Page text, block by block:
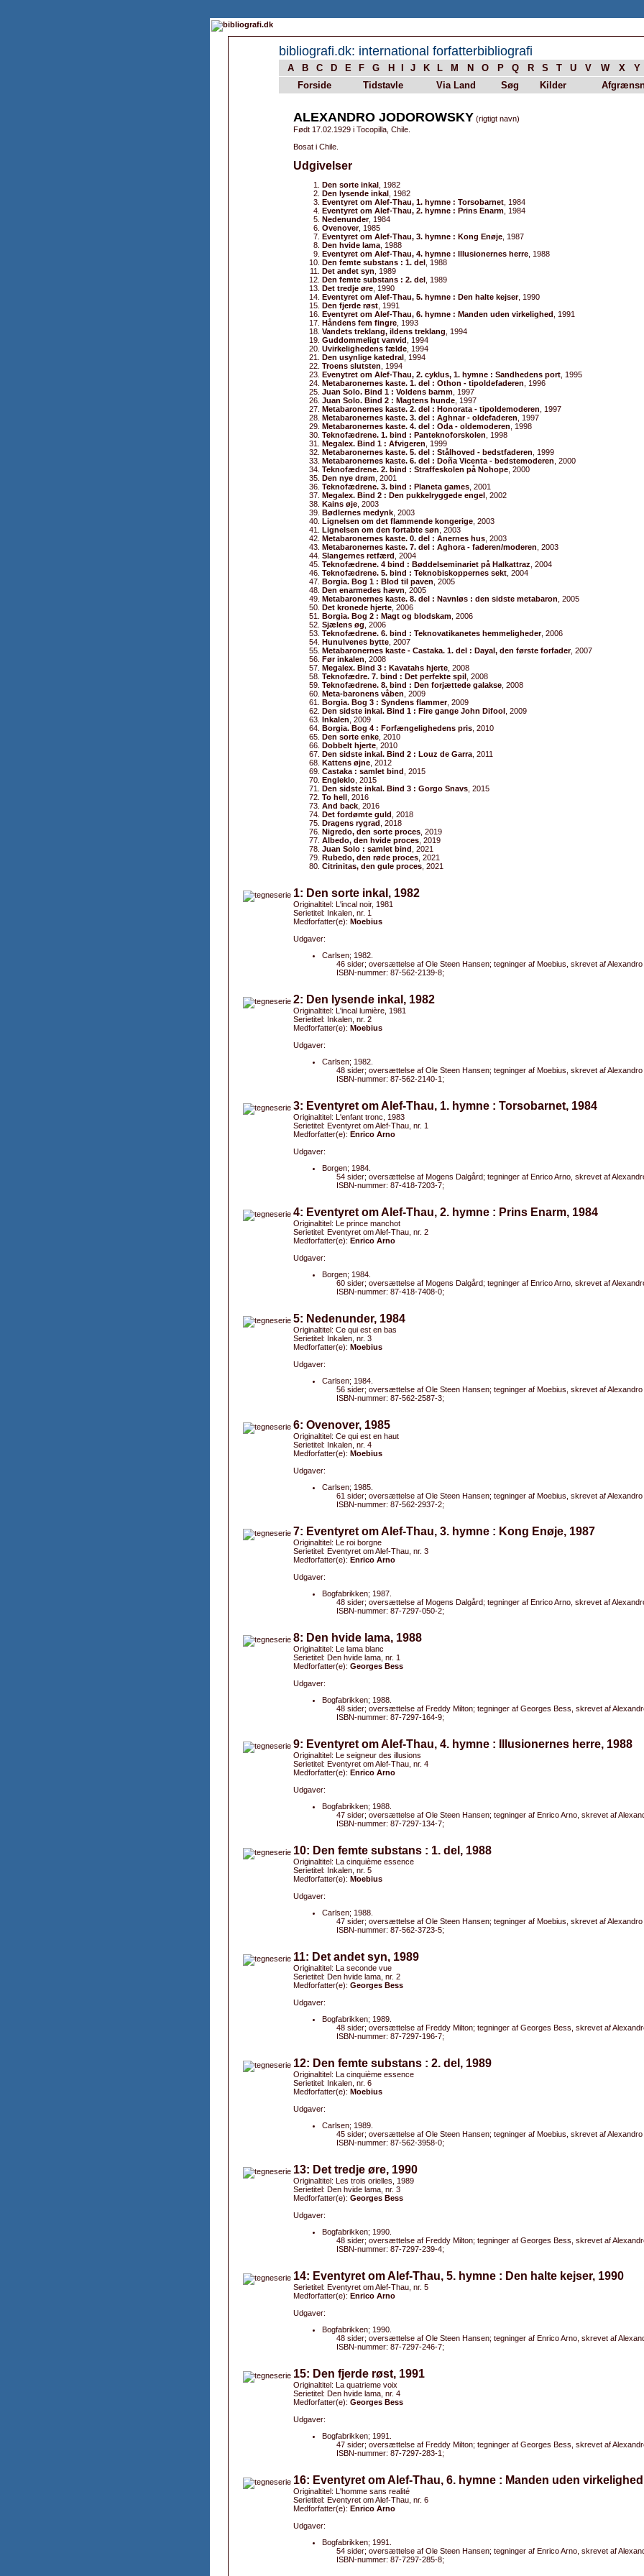
bibliografi.dk: international forfatterbibliografi
A B C D E F G H J K L M N O P Q R S T U V W X Y
Forside
Tidstavle Via Land Søg Kilder
ALEXANDRO JODOROWSKY (rigtigt navn)
Født 17.02.1929 i Tocopilla, Chile.
Bosat i Chile.
Udgivelser
Den sorte inkal , 1982
Den lysende inkal , 1982
Eventyret om Alef-Thau, 1. hymne : Torsobarnet , 1984
Eventyret om Alef-Thau, 2. hymne : Prins Enarm , 1984
Nedenunder, 1984
Ovenover, 1985
Eventyret om Alef-Thau, 3. hymne : Kong Enøje , 1987
Den hvide lama , 1988
Eventyret om Alef-Thau, 4. hymne : Illusionernes herre , 1988
Den femte substans : 1. del , 1988
Det andet syn , 1989
Den femte substans : 2. del , 1989
Det tredje øre , 1990
Eventyret om Alef-Thau, 5. hymne : Den halte kejser, 1990
Den fjerde røst , 1991
Eventyret om Alef-Thau, 6. hymne : Manden uden virkelighed , 1991
Håndens fem fingre , 1993
Vandets treklang, ildens treklang , 1994
Guddommeligt vanvid , 1994
Uvirkelighedens fælde , 1994
Den usynlige katedral , 1994
Troens slutsten , 1994
Evenytret om Alef-Thau, 2. cyklus, 1. hymne : Sandhedens port , 1995
Metabaronernes kaste. 1. del : Othon - tipoldefaderen , 1996
Juan Solo. Bind 1 : Voldens barnm , 1997
Juan Solo. Bind 2 : Magtens hunde , 1997
Metabaronernes kaste. 2. del : Honorata - tipoldemoderen , 1997
Metabaronernes kaste. 3. del : Aghnar - oldefaderen , 1997
Metabaronernes kaste. 4. del : Oda - oldemoderen , 1998
Teknofædrene. 1. bind : Panteknoforskolen , 1998
Megalex. Bind 1 : Afvigeren , 1999
Metabaronernes kaste. 5. del : Stålhoved - bedstfaderen , 1999
Metabaronernes kaste. 6. del : Doña Vicenta - bedstemoderen , 2000
Teknofædrene. 2. bind : Straffeskolen på Nohope , 2000
Den nye drøm , 2001
Teknofædrene. 3. bind : Planeta games , 2001
Megalex. Bind 2 : Den pukkelryggede engel , 2002
Kains øje , 2003
Bødlernes medynk , 2003
Lignelsen om det flammende kongerige , 2003
Lignelsen om den fortabte søn , 2003
Metabaronernes kaste. 0. del : Anernes hus , 2003
Metabaronernes kaste. 7. del : Aghora - faderen/moderen , 2003
Slangernes retfærd , 2004
Teknofædrene. 4 bind : Bøddelseminariet på Halkattraz , 2004
Teknofædrene. 5. bind : Teknobiskoppernes sekt , 2004
Borgia. Bog 1 : Blod til paven , 2005
Den enarmedes hævn , 2005
Metabaronernes kaste. 8. del : Navnløs : den sidste metabaron , 2005
Det kronede hjerte , 2006
Borgia. Bog 2 : Magt og blodskam , 2006
Sjælens øg , 2006
Teknofædrene. 6. bind : Teknovatikanetes hemmeligheder, 2006
Hunulvenes bytte , 2007
Metabaronernes kaste - Castaka. 1. del : Dayal, den første forfader, 2007
Før inkalen , 2008
Megalex. Bind 3 : Kavatahs hjerte , 2008
Teknofædre. 7. bind : Det perfekte spil , 2008
Teknofædrene. 8. bind : Den forjættede galakse , 2008
Meta-baronens våben , 2009
Borgia. Bog 3 : Syndens flammer, 2009
Den sidste inkal. Bind 1 : Fire gange John Difool , 2009
Inkalen , 2009
Borgia. Bog 4 : Forfængelighedens pris , 2010
Den sorte enke , 2010
Dobbelt hjerte , 2010
Den sidste inkal. Bind 2 : Louz de Garra , 2011
Kattens øjne , 2012
Castaka : samlet bind , 2015
Engleklo , 2015
Den sidste inkal. Bind 3 : Gorgo Snavs , 2015
To hell , 2016
And back , 2016
Det fordømte guld , 2018
Dragens rygrad , 2018
Nigredo, den sorte proces , 2019
Albedo, den hvide proces , 2019
Juan Solo : samlet bind , 2021
Rubedo, den røde proces , 2021
Citrinitas, den gule proces , 2021
1: Den sorte inkal, 1982
Originaltitel: L'incal noir, 1981
Serietitel: Inkalen, nr. 1
Medforfatter(e): Moebius
Udgaver:
Carlsen; 1982.
46 sider; oversættelse af Ole Steen Hansen; tegninger af Moebius, skrevet af
ISBN-nummer: 87-562-2139-8;
2: Den lysende inkal, 1982
Originaltitel: L'incal lumière, 1981
Serietitel: Inkalen, nr. 2
Medforfatter(e): Moebius
Udgaver:
Carlsen; 1982.
48 sider; oversættelse af Ole Steen Hansen; tegninger af Moebius, skrevet af
ISBN-nummer: 87-562-2140-1;
3: Eventyret om Alef-Thau, 1. hymne : Torsobarnet, 1984
Originaltitel: L'enfant tronc, 1983
Serietitel: Eventyret om Alef-Thau, nr. 1
Medforfatter(e): Enrico Arno
Udgaver:
Borgen; 1984.
54 sider; oversættelse af Mogens Dalgård; tegninger af Enrico Arno, skrevet af
ISBN-nummer: 87-418-7203-7;
4: Eventyret om Alef-Thau, 2. hymne : Prins Enarm, 1984
Originaltitel: Le prince manchot
Serietitel: Eventyret om Alef-Thau, nr. 2
Medforfatter(e): Enrico Arno
Udgaver:
Borgen; 1984.
60 sider; oversættelse af Mogens Dalgård; tegninger af Enrico Arno, skrevet af
ISBN-nummer: 87-418-7408-0;
5: Nedenunder, 1984
Originaltitel: Ce qui est en bas
Serietitel: Inkalen, nr. 3
Medforfatter(e): Moebius
Udgaver:
Carlsen; 1984.
56 sider; oversættelse af Ole Steen Hansen; tegninger af Moebius, skrevet af
ISBN-nummer: 87-562-2587-3;
6: Ovenover, 1985
Originaltitel: Ce qui est en haut
Serietitel: Inkalen, nr. 4
Medforfatter(e): Moebius
Udgaver:
Carlsen; 1985.
61 sider; oversættelse af Ole Steen Hansen; tegninger af Moebius, skrevet af
ISBN-nummer: 87-562-2937-2;
7: Eventyret om Alef-Thau, 3. hymne : Kong Enøje, 1987
Originaltitel: Le roi borgne
Serietitel: Eventyret om Alef-Thau, nr. 3
Medforfatter(e): Enrico Arno
Udgaver:
Bogfabrikken; 1987.
48 sider; oversættelse af Mogens Dalgård; tegninger af Enrico Arno, skrevet af
ISBN-nummer: 87-7297-050-2;
8: Den hvide lama, 1988
Originaltitel: Le lama blanc
Serietitel: Den hvide lama, nr. 1
Medforfatter(e): Georges Bess
Udgaver:
Bogfabrikken; 1988.
48 sider; oversættelse af Freddy Milton; tegninger af Georges Bess, skrevet af
ISBN-nummer: 87-7297-164-9;
9: Eventyret om Alef-Thau, 4. hymne : Illusionernes herre, 1988
Originaltitel: Le seigneur des illusions
Serietitel: Eventyret om Alef-Thau, nr. 4
Medforfatter(e): Enrico Arno
Udgaver:
Bogfabrikken; 1988.
47 sider; oversættelse af Ole Steen Hansen; tegninger af Enrico Arno, skrevet af
ISBN-nummer: 87-7297-134-7;
10: Den femte substans : 1. del, 1988
Originaltitel: La cinquième essence
Serietitel: Inkalen, nr. 5
Medforfatter(e): Moebius
Udgaver:
Carlsen; 1988.
47 sider; oversættelse af Ole Steen Hansen; tegninger af Moebius, skrevet af
ISBN-nummer: 87-562-3723-5;
11: Det andet syn, 1989
Originaltitel: La seconde vue
Serietitel: Den hvide lama, nr. 2
Medforfatter(e): Georges Bess
Udgaver:
Bogfabrikken; 1989.
48 sider; oversættelse af Freddy Milton; tegninger af Georges Bess, skrevet af
ISBN-nummer: 87-7297-196-7;
12: Den femte substans : 2. del, 1989
Originaltitel: La cinquième essence
Serietitel: Inkalen, nr. 6
Medforfatter(e): Moebius
Udgaver:
Carlsen; 1989.
45 sider; oversættelse af Ole Steen Hansen; tegninger af Moebius, skrevet af
ISBN-nummer: 87-562-3958-0;
13: Det tredje øre, 1990
Originaltitel: Les trois orielles, 1989
Serietitel: Den hvide lama, nr. 3
Medforfatter(e): Georges Bess
Udgaver:
Bogfabrikken; 1990.
48 sider; oversættelse af Freddy Milton; tegninger af Georges Bess, skrevet af
ISBN-nummer: 87-7297-239-4;
14: Eventyret om Alef-Thau, 5. hymne : Den halte kejser, 1990
Serietitel: Eventyret om Alef-Thau, nr. 5
Medforfatter(e): Enrico Arno
Udgaver:
Bogfabrikken; 1990.
48 sider; oversættelse af Ole Steen Hansen; tegninger af Enrico Arno, skrevet af
ISBN-nummer: 87-7297-246-7;
15: Den fjerde røst, 1991
Originaltitel: La quatrieme voix
Serietitel: Den hvide lama, nr. 4
Medforfatter(e): Georges Bess
Udgaver:
Bogfabrikken; 1991.
47 sider; oversættelse af Freddy Milton; tegninger af Georges Bess, skrevet af
ISBN-nummer: 87-7297-283-1;
16: Eventyret om Alef-Thau, 6. hymne : Manden uden
Originaltitel: L'homme sans realité
Serietitel: Eventyret om Alef-Thau, nr. 6
Medforfatter(e): Enrico Arno
Udgaver:
Bogfabrikken; 1991.
54 sider; oversættelse af Ole Steen Hansen; tegninger af Enrico Arno, skrevet af
ISBN-nummer: 87-7297-285-8;